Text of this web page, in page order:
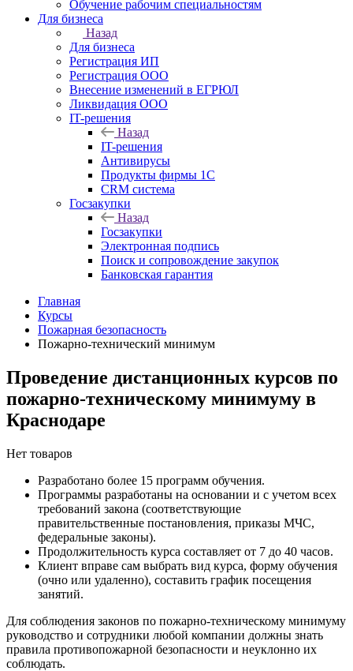
Обучение рабочим специальностям
Для бизнеса
Назад
Для бизнеса
Регистрация ИП
Регистрация ООО
Внесение изменений в ЕГРЮЛ
Ликвидация ООО
IT-решения
Назад
IT-решения
Антивирусы
Продукты фирмы 1C
CRM система
Госзакупки
Назад
Госзакупки
Электронная подпись
Поиск и сопровождение закупок
Банковская гарантия
Главная
Курсы
Пожарная безопасность
Пожарно-технический минимум
Проведение дистанционных курсов по
пожарно-техническому минимуму в
Краснодаре
Нет товаров
Разработано более 15 программ обучения.
Программы разработаны на основании и с учетом всех
требований закона (соответствующие
правительственные постановления, приказы МЧС,
федеральные законы).
Продолжительность курса составляет от 7 до 40 часов.
Клиент вправе сам выбрать вид курса, форму обучения
(очно или удаленно), составить график посещения
занятий.
Для соблюдения законов по пожарно-техническому минимуму
руководство и сотрудники любой компании должны знать
правила противопожарной безопасности и неуклонно их
соблюдать.